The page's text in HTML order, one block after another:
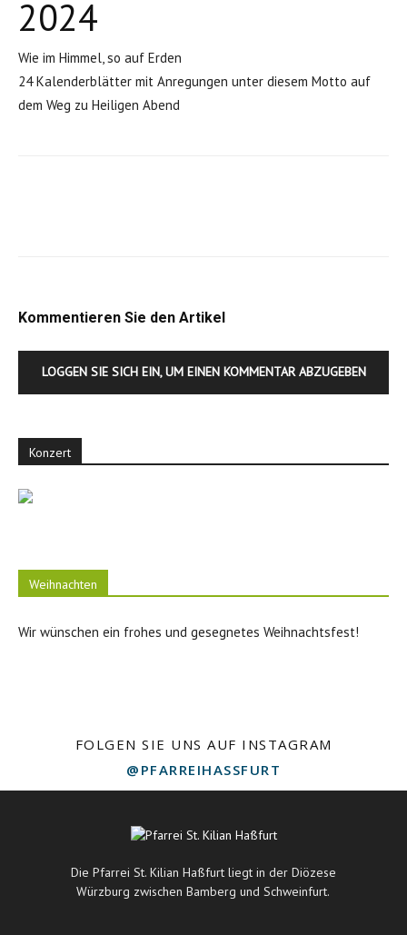
2024
Wie im Himmel, so auf Erden
24 Kalenderblätter mit Anregungen unter diesem Motto auf
dem Weg zu Heiligen Abend
Kommentieren Sie den Artikel
LOGGEN SIE SICH EIN, UM EINEN KOMMENTAR ABZUGEBEN
Konzert
Weihnachten
Wir wünschen ein frohes und gesegnetes Weihnachtsfest!
FOLGEN SIE UNS AUF INSTAGRAM
@PFARREIHASSFURT
Die Pfarrei St. Kilian Haßfurt liegt in der Diözese
Würzburg zwischen Bamberg und Schweinfurt.